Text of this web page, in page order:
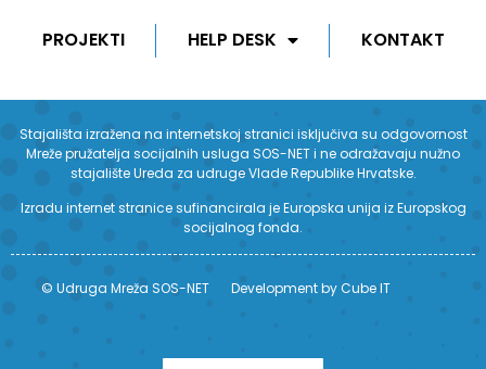
PROJEKTI HELP DESK KONTAKT
Stajališta izražena na internetskoj stranici isključiva su odgovornost
Mreže pružatelja socijalnih usluga SOS-NET i ne odražavaju nužno
stajalište Ureda za udruge Vlade Republike Hrvatske.
Izradu internet stranice sufinancirala je Europska unija iz Europskog
socijalnog fonda.
© Udruga Mreža SOS-NET Development by Cube IT